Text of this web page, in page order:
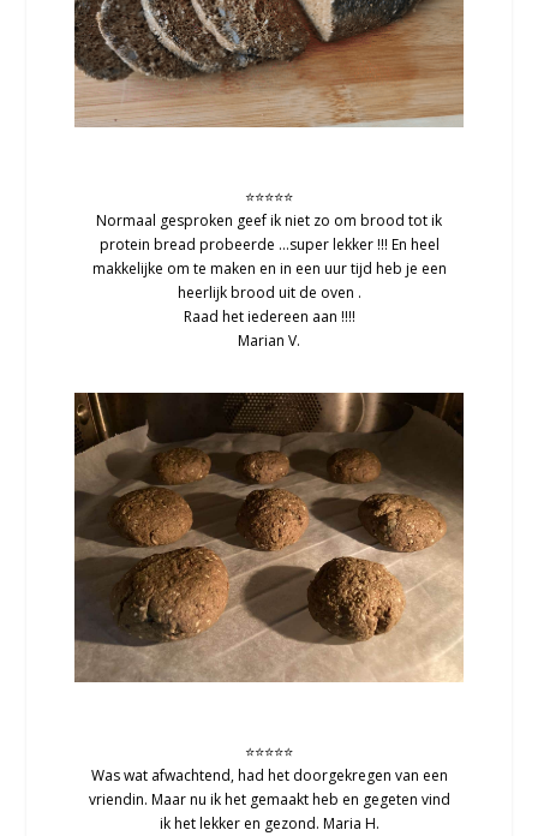
⭐⭐⭐⭐⭐
Normaal gesproken geef ik niet zo om brood tot ik
protein bread probeerde …super lekker !!! En heel
makkelijke om te maken en in een uur tijd heb je een
heerlijk brood uit de oven .
Raad het iedereen aan !!!!
Marian V.
⭐⭐⭐⭐⭐
Was wat afwachtend, had het doorgekregen van een
vriendin. Maar nu ik het gemaakt heb en gegeten vind
ik het lekker en gezond. Maria H.